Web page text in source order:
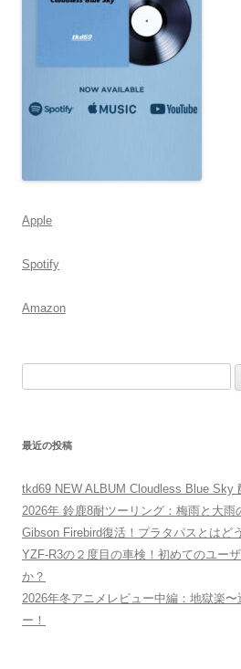
Apple
Spotify
Amazon
最近の投稿
tkd69 NEW ALBUM Cloudless Blue Sky
2026年 鈴鹿8耐ツーリング：梅雨と大雨
Gibson Firebird復活！プラタパスとはど
YZF-R3の２度目の車検！初めてのユー
か？
2026年冬アニメレビュー中編：地獄楽
ー！